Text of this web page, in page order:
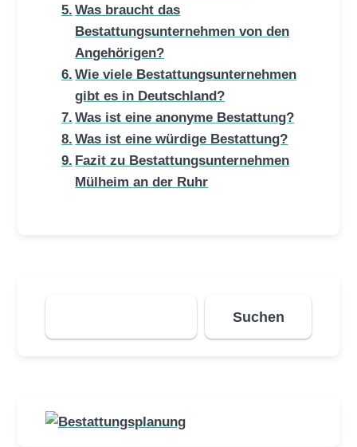
Was braucht das
Bestattungsunternehmen von den
Angehörigen?
Wie viele Bestattungsunternehmen
gibt es in Deutschland?
Was ist eine anonyme Bestattung?
Was ist eine würdige Bestattung?
Fazit zu Bestattungsunternehmen
Mülheim an der Ruhr
Suchen
Suchen